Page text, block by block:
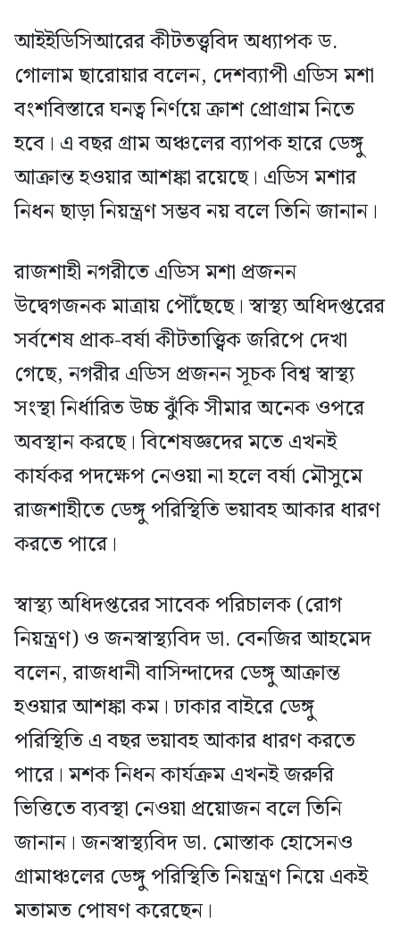
আইইডিসিআরের কীটতত্ত্ববিদ অধ্যাপক ড.
গোলাম ছারোয়ার বলেন, দেশব্যাপী এডিস মশা
বংশবিস্তারে ঘনত্ব নির্ণয়ে ক্রাশ প্রোগ্রাম নিতে
হবে। এ বছর গ্রাম অঞ্চলের ব্যাপক হারে ডেঙ্গু
আক্রান্ত হওয়ার আশঙ্কা রয়েছে। এডিস মশার
নিধন ছাড়া নিয়ন্ত্রণ সম্ভব নয় বলে তিনি জানান।
রাজশাহী নগরীতে এডিস মশা প্রজনন
উদ্বেগজনক মাত্রায় পৌঁছেছে। স্বাস্থ্য অধিদপ্তরের
সর্বশেষ প্রাক-বর্ষা কীটতাত্ত্বিক জরিপে দেখা
গেছে, নগরীর এডিস প্রজনন সূচক বিশ্ব স্বাস্থ্য
সংস্থা নির্ধারিত উচ্চ ঝুঁকি সীমার অনেক ওপরে
অবস্থান করছে। বিশেষজ্ঞদের মতে এখনই
কার্যকর পদক্ষেপ নেওয়া না হলে বর্ষা মৌসুমে
রাজশাহীতে ডেঙ্গু পরিস্থিতি ভয়াবহ আকার ধারণ
করতে পারে।
স্বাস্থ্য অধিদপ্তরের সাবেক পরিচালক (রোগ
নিয়ন্ত্রণ) ও জনস্বাস্থ্যবিদ ডা. বেনজির আহমেদ
বলেন, রাজধানী বাসিন্দাদের ডেঙ্গু আক্রান্ত
হওয়ার আশঙ্কা কম। ঢাকার বাইরে ডেঙ্গু
পরিস্থিতি এ বছর ভয়াবহ আকার ধারণ করতে
পারে। মশক নিধন কার্যক্রম এখনই জরুরি
ভিত্তিতে ব্যবস্থা নেওয়া প্রয়োজন বলে তিনি
জানান। জনস্বাস্থ্যবিদ ডা. মোস্তাক হোসেনও
গ্রামাঞ্চলের ডেঙ্গু পরিস্থিতি নিয়ন্ত্রণ নিয়ে একই
মতামত পোষণ করেছেন।